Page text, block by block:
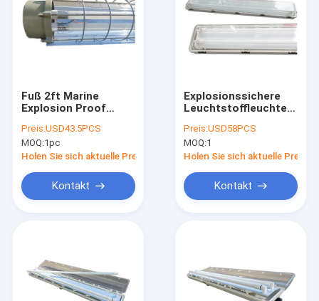
Videos
Fuß 2ft Marine
Explosion Proof
0.6m T8 führte die
flammenfeste
Leuchtröhre
Preis:USD43.5PCS
MOQ:1pc
Holen Sie sich aktuelle Preis
Kontakt
Explosionssichere
Leuchtstoffleuchte
IP66 der
Leuchtröhre-36 des
Watt-18
Preis:USD58PCS
MOQ:1
Holen Sie sich aktuelle Preis
Kontakt